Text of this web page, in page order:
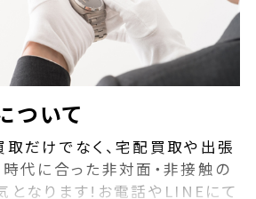
ついて
だけでなく、宅配買取や出張
代に合った非対面・非接触の
となります!お電話やLINEにて